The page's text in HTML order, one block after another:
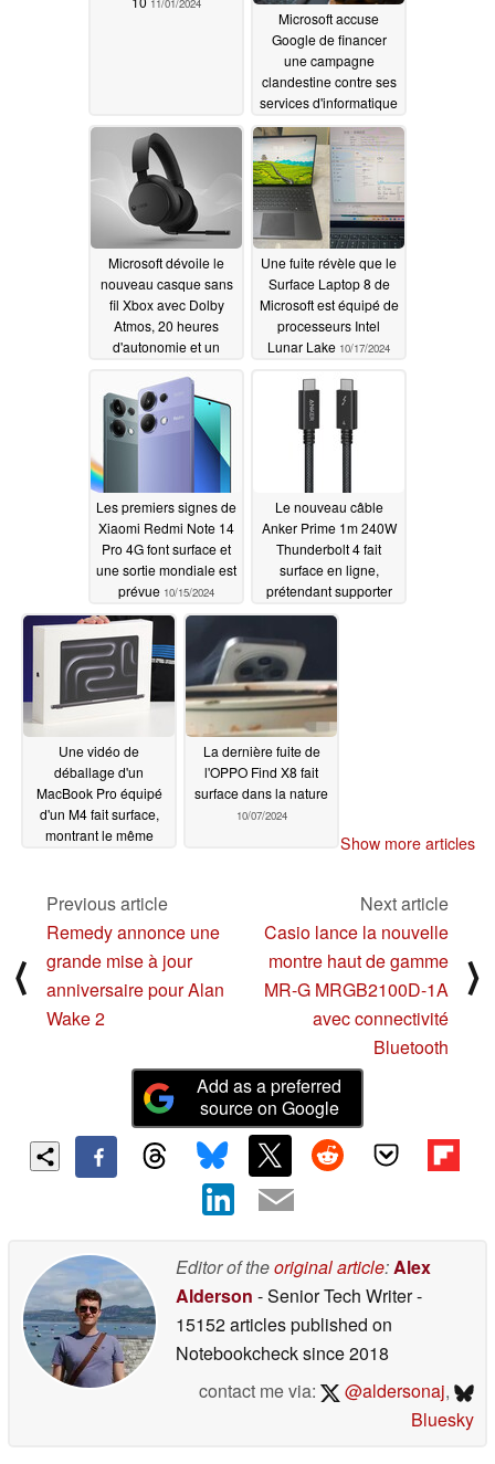
11/01/2024
Microsoft accuse
Google de financer
une campagne
clandestine contre ses
services d'informatique
dématérialisée
10/29/2024
Microsoft dévoile le
nouveau casque sans
fil Xbox avec Dolby
Atmos, 20 heures
d'autonomie et un
pour 109,99 $
10/22/2024
Une fuite révèle que le
Surface Laptop 8 de
Microsoft est équipé de
processeurs Intel
Lunar Lake 10/17/2024
Les premiers signes de
Xiaomi Redmi Note 14
Pro 4G font surface et
une sortie mondiale est
prévue 10/15/2024
Le nouveau câble
Anker Prime 1m 240W
Thunderbolt 4 fait
surface en ligne,
prétendant supporter
jusqu'à 2 000
Une vidéo de
déballage d'un
MacBook Pro équipé
d'un M4 fait surface,
montrant le même
10/07/2024
La dernière fuite de
l'OPPO Find X8 fait
surface dans la nature
10/07/2024
Show more articles
⟨
Previous article
Remedy annonce une
grande mise à jour
anniversaire pour Alan
Wake 2
Next article
Casio lance la nouvelle
montre haut de gamme
MR-G MRGB2100D-1A
avec connectivité
Bluetooth
⟩
Add as a preferred
source on Google
Editor of theoriginal article:Alex
Alderson - Senior Tech Writer-
15152 articles published on
Notebookchecksince 2018
contact me via:
@aldersonaj,
Bluesky